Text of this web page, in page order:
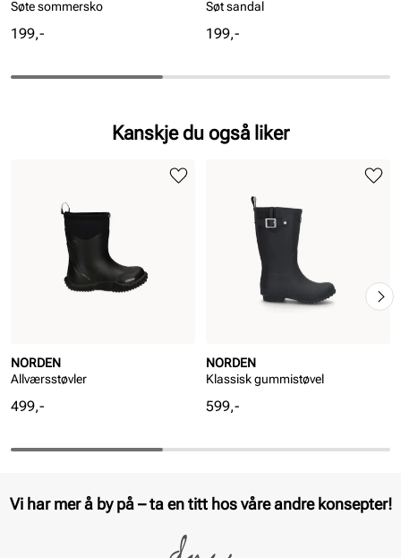
Søte sommersko
Pris
199,-
Søt sandal
Pris
199,-
Kanskje du også liker
NORDEN
Allværsstøvler
Pris
499,-
NORDEN
Klassisk gummistøvel
Pris
599,-
Vi har mer å by på – ta en titt hos våre andre konsepter!